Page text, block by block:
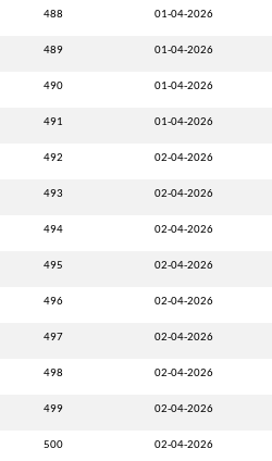
488 01-04-2026
489 01-04-2026
490 01-04-2026
491 01-04-2026
492 02-04-2026
493 02-04-2026
494 02-04-2026
495 02-04-2026
496 02-04-2026
497 02-04-2026
498 02-04-2026
499 02-04-2026
500 02-04-2026